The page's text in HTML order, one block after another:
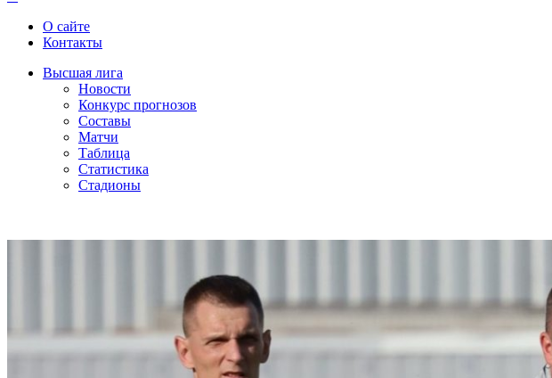
О сайте
Контакты
Высшая лига
Новости
Конкурс прогнозов
Составы
Матчи
Таблица
Статистика
Стадионы